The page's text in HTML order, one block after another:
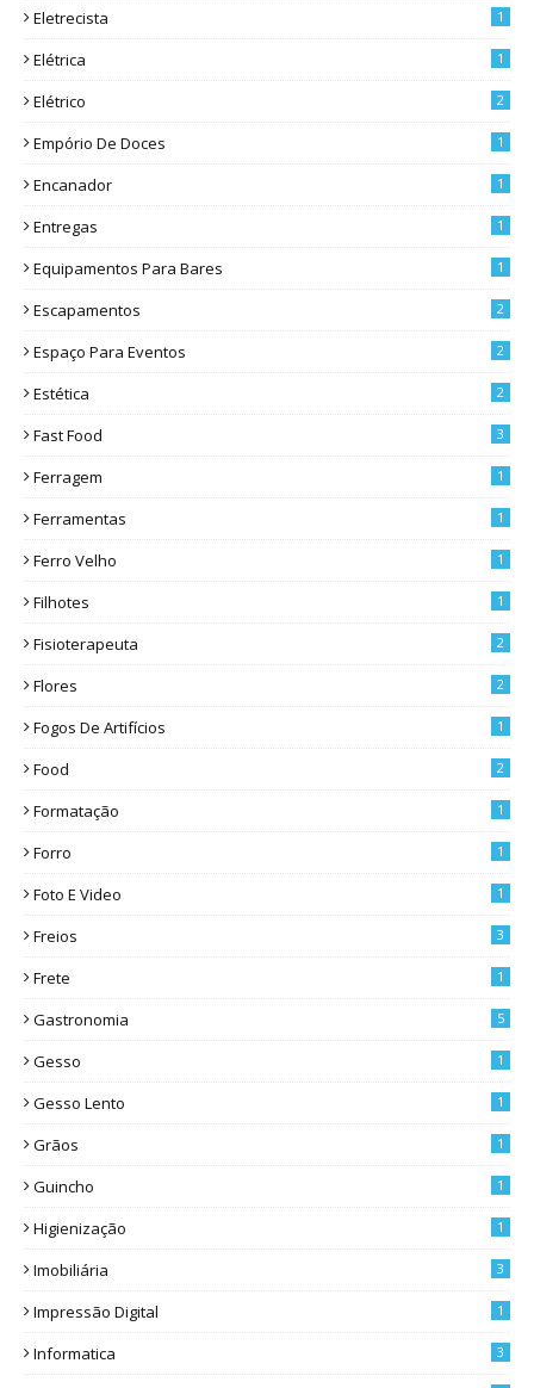
Eletrecista 1
Elétrica 1
Elétrico 2
Empório De Doces 1
Encanador 1
Entregas 1
Equipamentos Para Bares 1
Escapamentos 2
Espaço Para Eventos 2
Estética 2
Fast Food 3
Ferragem 1
Ferramentas 1
Ferro Velho 1
Filhotes 1
Fisioterapeuta 2
Flores 2
Fogos De Artifícios 1
Food 2
Formatação 1
Forro 1
Foto E Video 1
Freios 3
Frete 1
Gastronomia 5
Gesso 1
Gesso Lento 1
Grãos 1
Guincho 1
Higienização 1
Imobiliária 3
Impressão Digital 1
Informatica 3